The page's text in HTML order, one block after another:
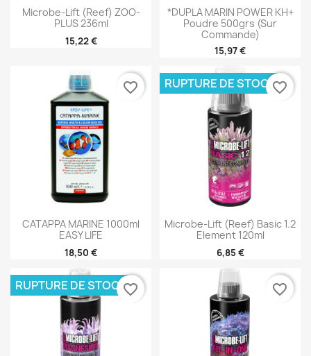
Pensez-y
Pour maintenir une eau claire et éviter la
réapparition des cyanobactéries, il est
recommandé de surveiller régulièrement les
d'alimentation et de lumière.
Microbe-Lift (Reef) ZOO-
PLUS 236ml
15,22 €
*DUPLA MARIN POWER KH+
Poudre 500grs (sur
Commande)
15,97 €
CATAPPA MARINE 1000ml
EASY LIFE
18,50 €
favorite_border
Microbe-Lift (Reef) Basic 1.2
Element 120ml
6,85 €
RUPTURE DE STOCKfavorite_border
RUPTURE DE STOCKfavorite_border favorite_border